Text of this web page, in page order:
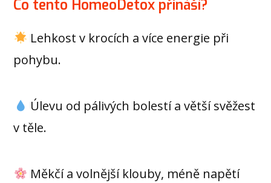
Co tento HomeoDetox přináší?
Lehkost v krocích a více energie při
pohybu.
Úlevu od pálivých bolestí a větší svěžest
v těle.
Měkčí a volnější klouby, méně napětí